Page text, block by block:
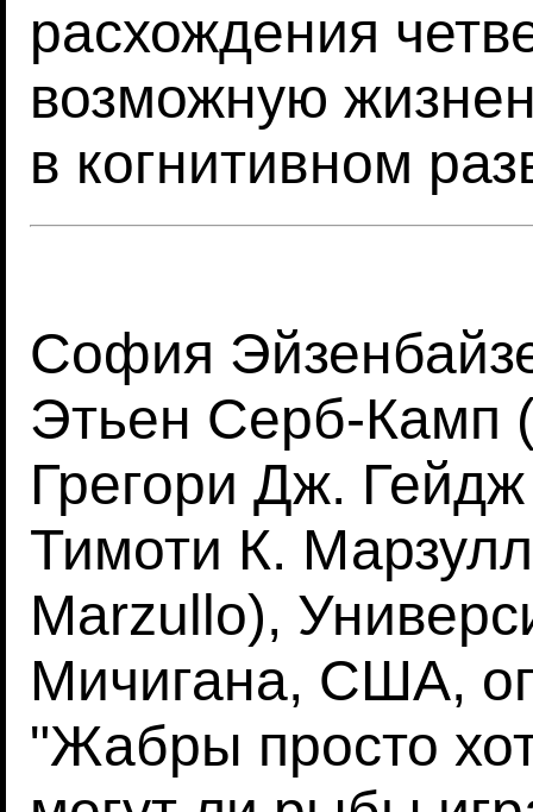
расхождения
возможную
в когнитивном
София
Этьен Серб-Камп
Грегори Дж.
Тимоти К.
Marzullo),
Мичигана, США,
"Жабры просто